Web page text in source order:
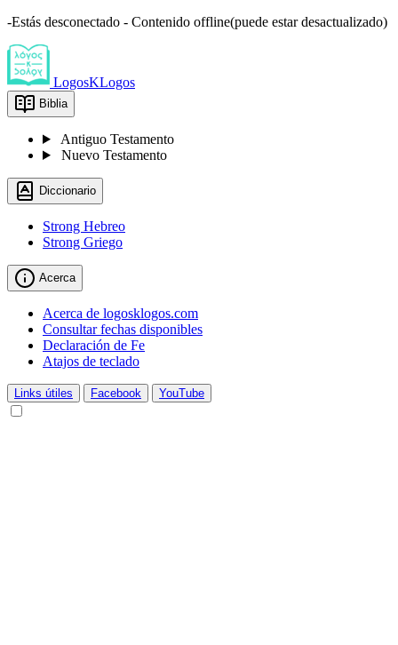
-Estás desconectado - Contenido offline(puede estar desactualizado)
LogosKLogos
Biblia
Antiguo Testamento
Nuevo Testamento
Diccionario
Strong Hebreo
Strong Griego
Acerca
Acerca de logosklogos.com
Consultar fechas disponibles
Declaración de Fe
Atajos de teclado
Links útiles Facebook YouTube